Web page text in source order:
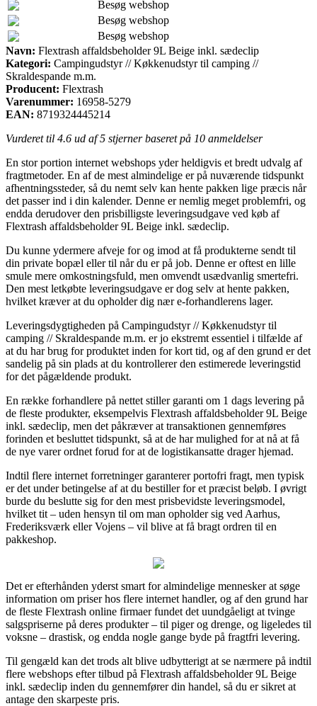
Besøg webshop
Besøg webshop
Besøg webshop
Navn: Flextrash affaldsbeholder 9L Beige inkl. sædeclip
Kategori: Campingudstyr // Køkkenudstyr til camping //
Skraldespande m.m.
Producent: Flextrash
Varenummer: 16958-5279
EAN: 8719324445214
Vurderet til 4.6 ud af 5 stjerner baseret på 10 anmeldelser
En stor portion internet webshops yder heldigvis et bredt udvalg af
fragtmetoder. En af de mest almindelige er på nuværende tidspunkt
afhentningssteder, så du nemt selv kan hente pakken lige præcis når
det passer ind i din kalender. Denne er nemlig meget problemfri, og
endda derudover den prisbilligste leveringsudgave ved køb af
Flextrash affaldsbeholder 9L Beige inkl. sædeclip.
Du kunne ydermere afveje for og imod at få produkterne sendt til
din private bopæl eller til når du er på job. Denne er oftest en lille
smule mere omkostningsfuld, men omvendt usædvanlig smertefri.
Den mest letkøbte leveringsudgave er dog selv at hente pakken,
hvilket kræver at du opholder dig nær e-forhandlerens lager.
Leveringsdygtigheden på Campingudstyr // Køkkenudstyr til
camping // Skraldespande m.m. er jo ekstremt essentiel i tilfælde af
at du har brug for produktet inden for kort tid, og af den grund er det
sandelig på sin plads at du kontrollerer den estimerede leveringstid
for det pågældende produkt.
En række forhandlere på nettet stiller garanti om 1 dags levering på
de fleste produkter, eksempelvis Flextrash affaldsbeholder 9L Beige
inkl. sædeclip, men det påkræver at transaktionen gennemføres
forinden et besluttet tidspunkt, så at de har mulighed for at nå at få
de nye varer ordnet forud for at de logistikansatte drager hjemad.
Indtil flere internet forretninger garanterer portofri fragt, men typisk
er det under betingelse af at du bestiller for et præcist beløb. I øvrigt
burde du beslutte sig for den mest prisbevidste leveringsmodel,
hvilket tit – uden hensyn til om man opholder sig ved Aarhus,
Frederiksværk eller Vojens – vil blive at få bragt ordren til en
pakkeshop.
Det er efterhånden yderst smart for almindelige mennesker at søge
information om priser hos flere internet handler, og af den grund har
de fleste Flextrash online firmaer fundet det uundgåeligt at tvinge
salgspriserne på deres produkter – til piger og drenge, og ligeledes til
voksne – drastisk, og endda nogle gange byde på fragtfri levering.
Til gengæld kan det trods alt blive udbytterigt at se nærmere på indtil
flere webshops efter tilbud på Flextrash affaldsbeholder 9L Beige
inkl. sædeclip inden du gennemfører din handel, så du er sikret at
antage den skarpeste pris.